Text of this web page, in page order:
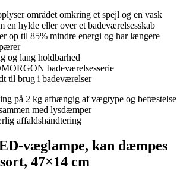
området omkring et spejl og en vask
en hylde eller over et badeværelsesskab
op til 85% mindre energi og har længere
og lang holdbarhed
badeværelsesserie
til brug i badeværelser
på 2 kg afhængig af vægtype og befæstelse
med lysdæmper
affaldshåndtering
væglampe, kan dæmpes
47×14 cm